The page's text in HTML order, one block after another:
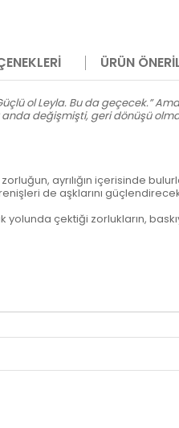
ÜRÜN
ol Leyla. Bu da geçecek.”
anda değişmişti, geri dönüşü
ayrılığın içerisinde
de aşklarını
yolunda çektiği zorlukların,